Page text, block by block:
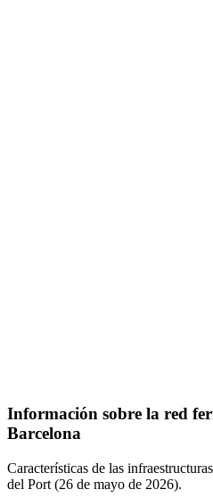
Información sobre la red
Barcelona
Características de las
del Port (26 de mayo de 2026).